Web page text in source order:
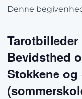
Denne
Bevidsthed
Stokkene